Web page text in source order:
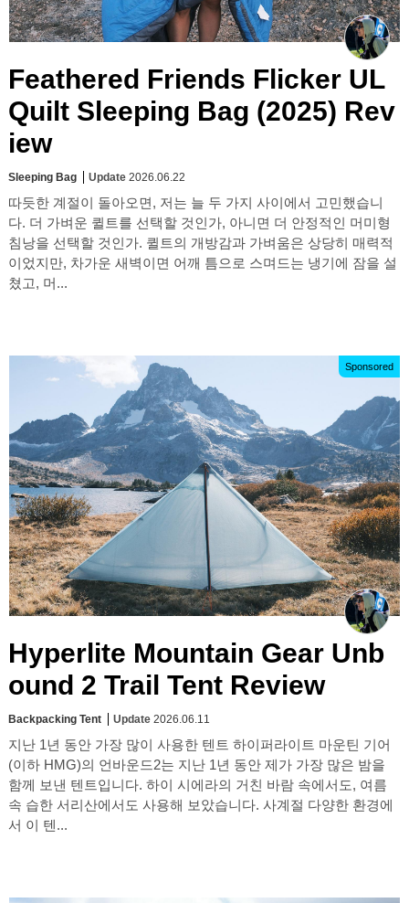
Feathered Friends Flicker UL
Quilt Sleeping Bag (2025) Rev
iew
Sleeping Bag Update 2026.06.22
따듯한 계절이 돌아오면, 저는 늘 두 가지 사이에서 고민했습니
다. 더 가벼운 퀼트를 선택할 것인가, 아니면 더 안정적인 머미형
침낭을 선택할 것인가. 퀼트의 개방감과 가벼움은 상당히 매력적
이었지만, 차가운 새벽이면 어깨 틈으로 스며드는 냉기에 잠을 설
쳤고, 머...
Sponsored
Hyperlite Mountain Gear Unb
ound 2 Trail Tent Review
Backpacking Tent Update 2026.06.11
지난 1년 동안 가장 많이 사용한 텐트 하이퍼라이트 마운틴 기어
(이하 HMG)의 언바운드2는 지난 1년 동안 제가 가장 많은 밤을
함께 보낸 텐트입니다. 하이 시에라의 거친 바람 속에서도, 여름
속 습한 서리산에서도 사용해 보았습니다. 사계절 다양한 환경에
서 이 텐...